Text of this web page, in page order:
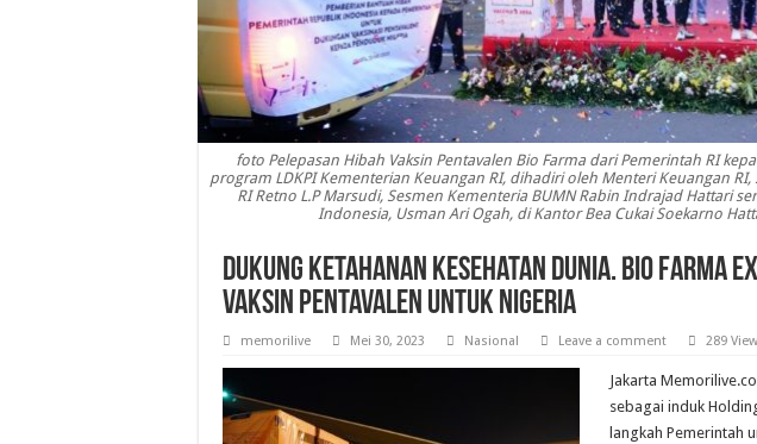
foto Pelepasan Hibah Vaksin Pentavalen Bio Farma dari Pemerintah RI
program LDKPI Kementerian Keuangan RI, dihadiri oleh Menteri Keuangan RI,
RI Retno L.P Marsudi, Sesmen Kementeria BUMN Rabin Indrajad Hattari
Indonesia, Usman Ari Ogah, di Kantor Bea Cukai Soekarno
Dukung Ketahanan Kesehatan Dunia. Bio Farma
Vaksin Pentavalen untuk Nigeria
memorilive Mei 30, 2023 Nasional Leave a comment 289
Jakarta
sebagai induk
langkah Pemerintah